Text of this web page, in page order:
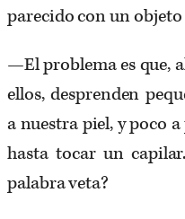
parecido con un
—El problema es que,
ellos, desprenden
a nuestra piel, y poco
hasta tocar un
palabra veta?